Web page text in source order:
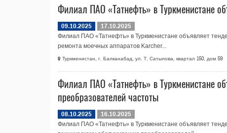
Филиал ПАО «Татнефть» в Туркменистане
09.10.2025
17.10.2025
Филиал ПАО «Татнефть» в Туркменистане объявляет
ремонта моечных аппаратов Karcher...
Туркменистан, г. Балканабад, ул. Т. Сатылова, квартал 150, дом 59
Филиал ПАО «Татнефть» в Туркменистане
преобразователей частоты
08.10.2025
16.10.2025
Филиал ПАО «Татнефть» в Туркменистане объявляет